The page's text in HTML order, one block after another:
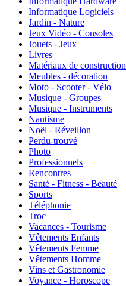
Informatique Logiciels
Jardin - Nature
Jeux Vidéo - Consoles
Jouets - Jeux
Livres
Matériaux de construction
Meubles - décoration
Moto - Scooter - Vélo
Musique - Groupes
Musique - Instruments
Nautisme
Noël - Réveillon
Perdu-trouvé
Photo
Professionnels
Rencontres
Santé - Fitness - Beauté
Sports
Téléphonie
Troc
Vacances - Tourisme
Vêtements Enfants
Vêtements Femme
Vêtements Homme
Vins et Gastronomie
Voyance - Horoscope